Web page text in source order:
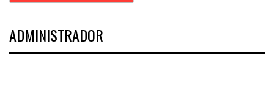
ADMINISTRADOR